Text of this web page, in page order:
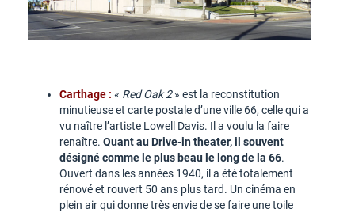
Carthage : « Red Oak 2» est la reconstitution
minutieuse et carte postale d’une ville 66, celle qui a
vu naître l’artiste Lowell Davis. Il a voulu la faire
renaître. Quant au Drive-in theater, il souvent
désigné comme le plus beau le long de la 66.
Ouvert dans les années 1940, il a été totalement
rénové et rouvert 50 ans plus tard. Un cinéma en
plein air qui donne très envie de se faire une toile